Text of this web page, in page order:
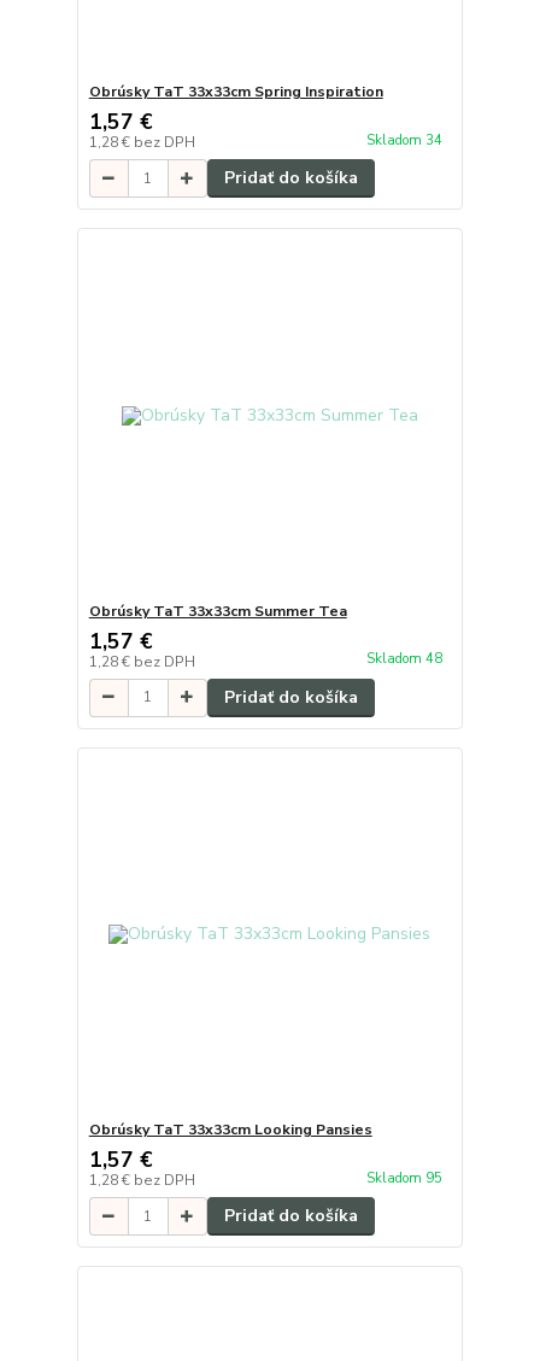
Obrúsky TaT 33x33cm Spring Inspiration
1,57 €
1,28 € bez DPH Skladom 34
Pridať do košíka
Obrúsky TaT 33x33cm Summer Tea
1,57 €
1,28 € bez DPH Skladom 48
Pridať do košíka
Obrúsky TaT 33x33cm Looking Pansies
1,57 €
1,28 € bez DPH Skladom 95
Pridať do košíka